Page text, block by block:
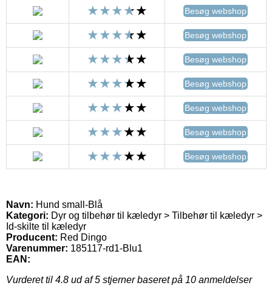
Besøg webshop
Besøg webshop
Besøg webshop
Besøg webshop
Besøg webshop
Besøg webshop
Besøg webshop
Navn: Hund small-Blå
Kategori: Dyr og tilbehør til kæledyr > Tilbehør til kæledyr >
Id-skilte til kæledyr
Producent: Red Dingo
Varenummer: 185117-rd1-Blu1
EAN:
Vurderet til 4.8 ud af 5 stjerner baseret på 10 anmeldelser